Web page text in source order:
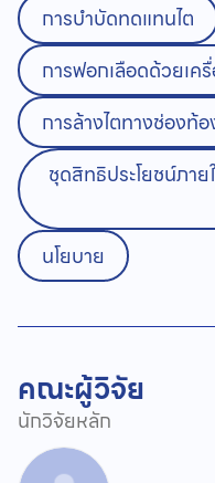
การบำบัดทดแทนไต
การฟอกเลือดด้วยเค
การล้างไตทางช่องท้อ
ชุดสิทธิประโยชน์ภา
นโยบาย
คณะผู้วิจัย
นักวิจัยหลัก